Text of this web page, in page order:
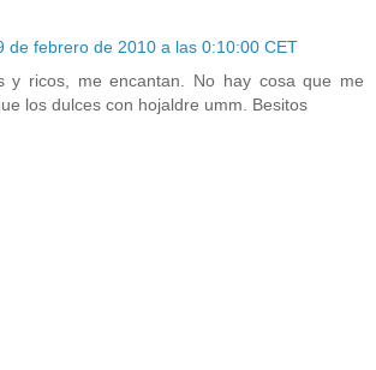
de febrero de 2010 a las 0:10:00 CET
y ricos, me encantan. No hay cosa que me
los dulces con hojaldre umm. Besitos